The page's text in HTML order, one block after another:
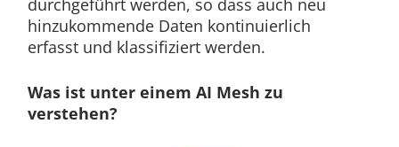
durchgeführt werden, so dass auch neu
hinzukommende Daten kontinuierlich
erfasst und klassifiziert werden.
Was ist unter einem AI Mesh zu
verstehen?